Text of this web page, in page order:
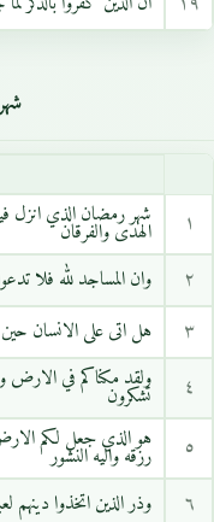
شهر
١
شهر رمضان الذي انزل
الهدى والفرقان
٢
وان المساجد لله فلا
٣
هل اتى على الانسان
٤
ولقد مكناكم في الارض
تشكرون
٥
هو الذي جعل لكم
رزقه واليه النشور
٦
وذر الذين اتخذوا دينهم